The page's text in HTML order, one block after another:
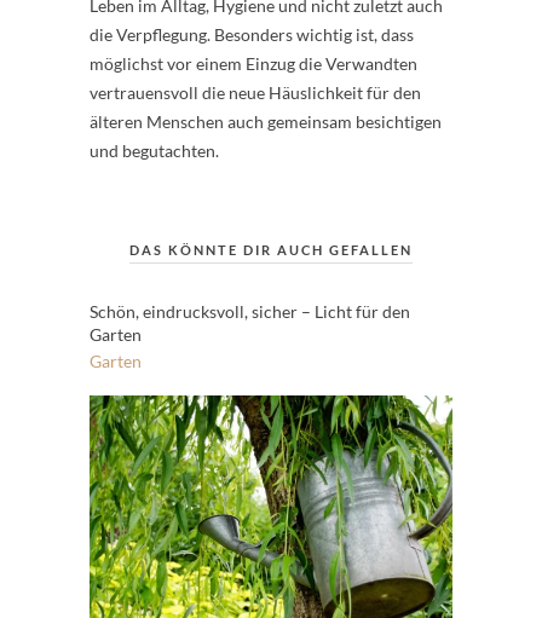
Leben im Alltag, Hygiene und nicht zuletzt auch
die Verpflegung. Besonders wichtig ist, dass
möglichst vor einem Einzug die Verwandten
vertrauensvoll die neue Häuslichkeit für den
älteren Menschen auch gemeinsam besichtigen
und begutachten.
DAS KÖNNTE DIR AUCH GEFALLEN
Schön, eindrucksvoll, sicher – Licht für den
Garten
Garten